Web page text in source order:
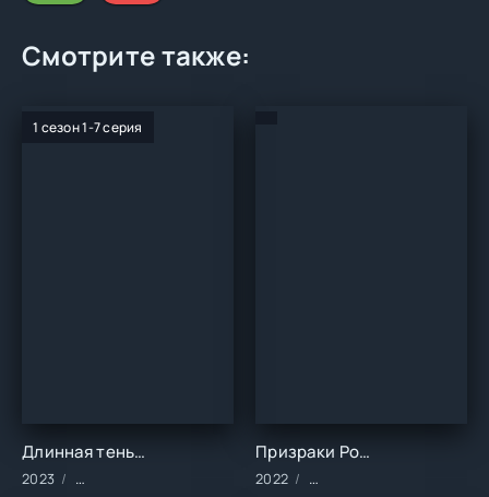
Смотрите также:
1 сезон 1-7 серия
Длинная тень (1 сезон)
2023 Сериалы/2023 год/Зарубежные/Биография/Драма/
Призраки Рождества навсегда ()
2022 Фильмы/2022 год/